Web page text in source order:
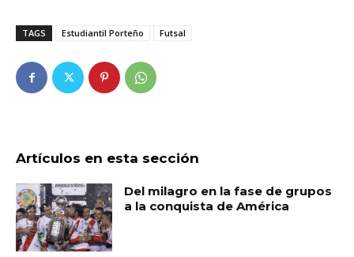
TAGS Estudiantil Porteño Futsal
Artículos en esta sección
Del milagro en la fase de grupos
a la conquista de América